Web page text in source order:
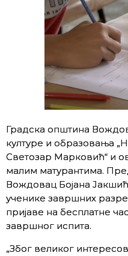
Градска општина
културе и образовања
Светозар Марковић“ и
малим матурантима.
Вождовац Бојана
ученике завршних
пријаве на бесплатне
завршног испита.
„Због великог